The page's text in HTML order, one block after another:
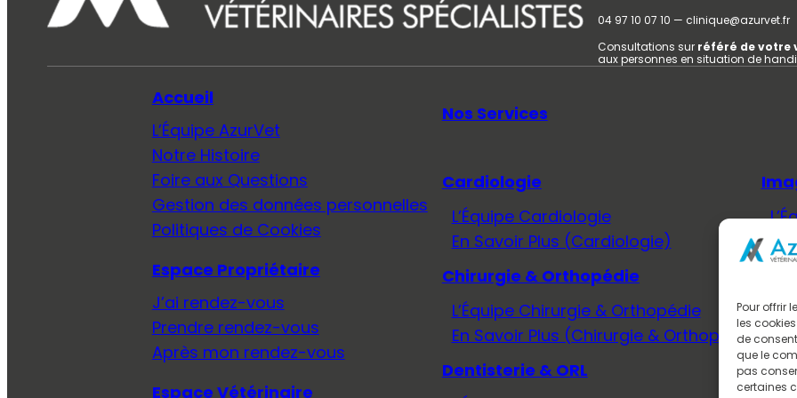
Pour offrir
les
de
que le
pas
certaines
04 97 10 07 10 — clinique@azurvet.fr
Consultations sur référé de
aux personnes en situation de
Accueil
L’Équipe AzurVet
Notre Histoire
Foire aux Questions
Gestion des données personnelles
Politiques de Cookies
Espace Propriétaire
J’ai rendez-vous
Prendre rendez-vous
Après mon rendez-vous
Espace Vétérinaire
Nos Services
Cardiologie
L’Équipe Cardiologie
En Savoir Plus (Cardiologie)
Chirurgie & Orthopédie
L’Équipe Chirurgie & Orthopédie
En Savoir Plus (Chirurgie & Orthopédie)
Dentisterie & ORL
En